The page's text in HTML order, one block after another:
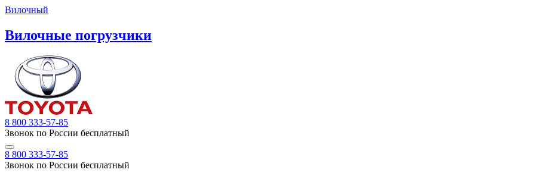
Вилочный
Вилочные погрузчики
8 800 333-57-85
Звонок по России бесплатный
8 800 333-57-85
Звонок по России бесплатный